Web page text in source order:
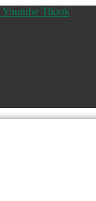
Youtube Tiktok